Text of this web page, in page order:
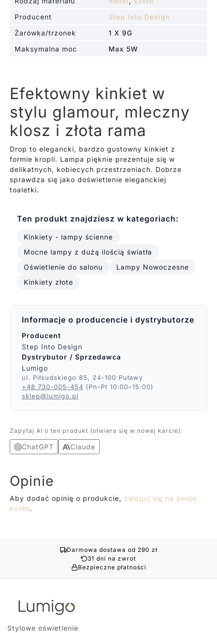
Producent
Step Into Design
Żarówka/trzonek
1 X 9G
Maksymalna moc
Max 5W
Efektowny kinkiet w
stylu glamour, mleczny
klosz i złota rama
Drop to elegancki, bardzo gustowny kinkiet z
formie kropli. Lampa pięknie prezentuje się w
delikatnych, kobiecych przestrzeniach. Dobrze
sprawdza się jako doświetlenie eleganckiej
toaletki.
Ten produkt znajdziesz w kategoriach:
Kinkiety - lampy ścienne
Mocne lampy z dużą ilością światła
Oświetlenie do salonu
Lampy Nowoczesne
Kinkiety złote
Informacje o producencie i dystrybutorze
Producent
Step Into Design
Dystrybutor / Sprzedawca
Lumigo
ul. Piłsudskiego 85, 24-100 Puławy
+48 730-005-454 (Pn-Pt 10:00–15:00)
sklep@lumigo.pl
Zapytaj AI o ten produkt (otwiera się w nowej karcie):
ChatGPT Claude
Opinie
Aby dodać opinię o produkcie, zaloguj się na swoje
konto.
Darmowa dostawa od 290 zł
31 dni na zwrot
Bezpieczne płatności
Stylowe oświetlenie